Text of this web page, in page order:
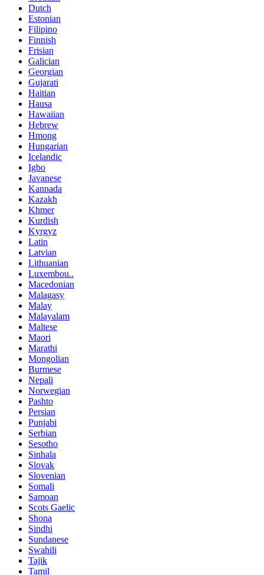
Dutch
Estonian
Filipino
Finnish
Frisian
Galician
Georgian
Gujarati
Haitian
Hausa
Hawaiian
Hebrew
Hmong
Hungarian
Icelandic
Igbo
Javanese
Kannada
Kazakh
Khmer
Kurdish
Kyrgyz
Latin
Latvian
Lithuanian
Luxembou..
Macedonian
Malagasy
Malay
Malayalam
Maltese
Maori
Marathi
Mongolian
Burmese
Nepali
Norwegian
Pashto
Persian
Punjabi
Serbian
Sesotho
Sinhala
Slovak
Slovenian
Somali
Samoan
Scots Gaelic
Shona
Sindhi
Sundanese
Swahili
Tajik
Tamil